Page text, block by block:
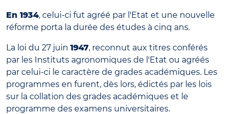
En 1934, celui-ci fut agréé par l'Etat et une nouvelle
réforme porta la durée des études à cinq ans.
La loi du 27 juin 1947, reconnut aux titres conférés
par les Instituts agronomiques de l'Etat ou agréés
par celui-ci le caractère de grades académiques. Les
programmes en furent, dès lors, édictés par les lois
sur la collation des grades académiques et le
programme des examens universitaires.